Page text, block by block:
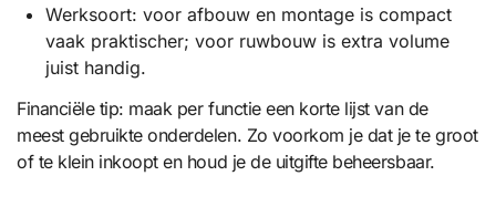
Werksoort: voor afbouw en montage is compact
vaak praktischer; voor ruwbouw is extra volume
juist handig.
Financiële tip: maak per functie een korte lijst van de
meest gebruikte onderdelen. Zo voorkom je dat je te groot
of te klein inkoopt en houd je de uitgifte beheersbaar.